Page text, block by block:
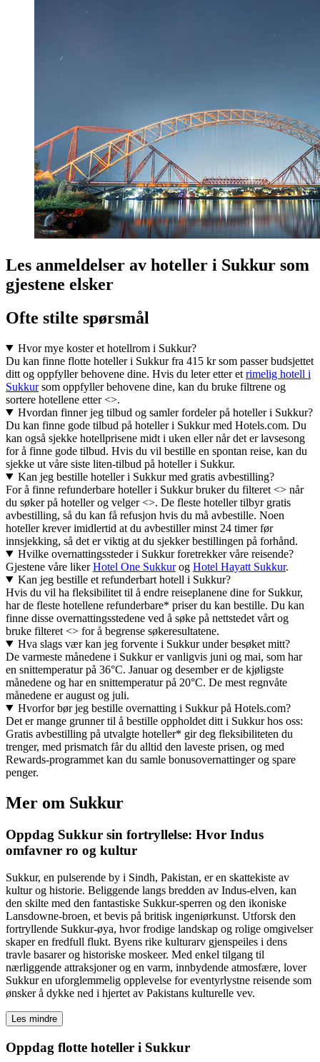
Les anmeldelser av hoteller i Sukkur som
gjestene elsker
Ofte stilte spørsmål
Hvor mye koster et hotellrom i Sukkur?
Du kan finne flotte hoteller i Sukkur fra 415 kr som passer budsjettet
ditt og oppfyller behovene dine. Hvis du leter etter et rimelig hotell i
Sukkursom oppfyller behovene dine, kan du bruke filtrene og
sortere hotellene etter <>.
Hvordan finner jeg tilbud og samler fordeler på hoteller i Sukkur?
Du kan finne gode tilbud på hoteller i Sukkur med Hotels.com. Du
kan også sjekke hotellprisene midt i uken eller når det er lavsesong
for å finne gode tilbud. Hvis du vil bestille en spontan reise, kan du
sjekke ut våre siste liten-tilbud på hoteller i Sukkur.
Kan jeg bestille hoteller i Sukkur med gratis avbestilling?
For å finne refunderbare hoteller i Sukkur bruker du filteret <> når
du søker på hoteller og velger <>. De fleste hoteller tilbyr gratis
avbestilling, så du kan få refusjon hvis du må avbestille. Noen
hoteller krever imidlertid at du avbestiller minst 24 timer før
innsjekking, så det er viktig at du sjekker bestillingen på forhånd.
Hvilke overnattingssteder i Sukkur foretrekker våre reisende?
Gjestene våre likerHotel One Sukkurog Hotel Hayatt Sukkur.
Kan jeg bestille et refunderbart hotell i Sukkur?
Hvis du vil ha fleksibilitet til å endre reiseplanene dine for Sukkur,
har de fleste hotellene refunderbare* priser du kan bestille. Du kan
finne disse overnattingsstedene ved å søke på nettstedet vårt og
bruke filteret <> for å begrense søkeresultatene.
Hva slags vær kan jeg forvente i Sukkur under besøket mitt?
De varmeste månedene i Sukkur er vanligvis juni og mai, som har
en snittemperatur på 36°C. Januar og desember er de kjøligste
månedene og har en snittemperatur på 20°C. De mest regnvåte
månedene er august og juli.
Hvorfor bør jeg bestille overnatting i Sukkur på Hotels.com?
Det er mange grunner til å bestille oppholdet ditt i Sukkur hos oss:
Gratis avbestilling på utvalgte hoteller* gir deg fleksibiliteten du
trenger, med prismatch får du alltid den laveste prisen, og med
Rewards-programmet kan du samle bonusovernattinger og spare
penger.
Mer om Sukkur
Oppdag Sukkur sin fortryllelse: Hvor Indus
omfavner ro og kultur
Sukkur, en pulserende by i Sindh, Pakistan, er en skattekiste av
kultur og historie. Beliggende langs bredden av Indus-elven, kan
den skilte med den fantastiske Sukkur-sperren og den ikoniske
Lansdowne-broen, et bevis på britisk ingeniørkunst. Utforsk den
fortryllende Sukkur-øya, hvor frodige landskap og rolige omgivelser
skaper en fredfull flukt. Byens rike kulturarv gjenspeiles i dens
travle basarer og historiske moskeer. Med enkel tilgang til
nærliggende attraksjoner og en varm, innbydende atmosfære, lover
Sukkur en uforglemmelig opplevelse for eventyrlystne reisende som
ønsker å dykke ned i hjertet av Pakistans kulturelle vev.
Les mindre
Oppdag flotte hoteller i Sukkur